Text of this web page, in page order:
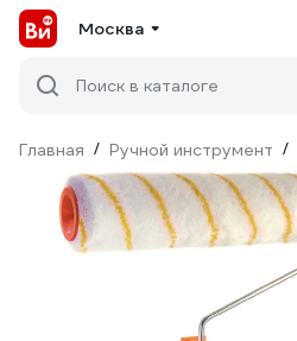
Москва
Поиск в каталоге
Главная / Ручной инструмент /